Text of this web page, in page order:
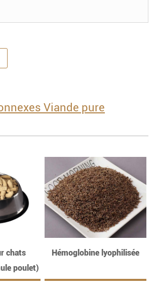
Viande pure
chats
poulet)
Hémoglobine lyophilisée